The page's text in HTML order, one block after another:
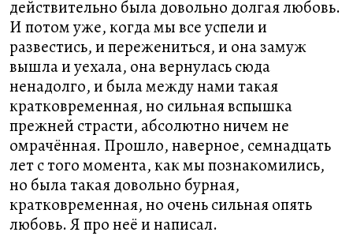
действительно была довольно долгая любовь.
И потом уже, когда мы все успели и
развестись, и пережениться, и она замуж
вышла и уехала, она вернулась сюда
ненадолго, и была между нами такая
кратковременная, но сильная вспышка
прежней страсти, абсолютно ничем не
омрачённая. Прошло, наверное, семнадцать
лет с того момента, как мы познакомились,
но была такая довольно бурная,
кратковременная, но очень сильная опять
любовь. Я про неё и написал.